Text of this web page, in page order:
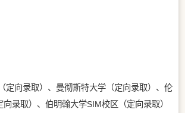
定向录取）、曼彻斯特大学（定向录取）、伦
录取）、伯明翰大学SIM校区（定向录取）